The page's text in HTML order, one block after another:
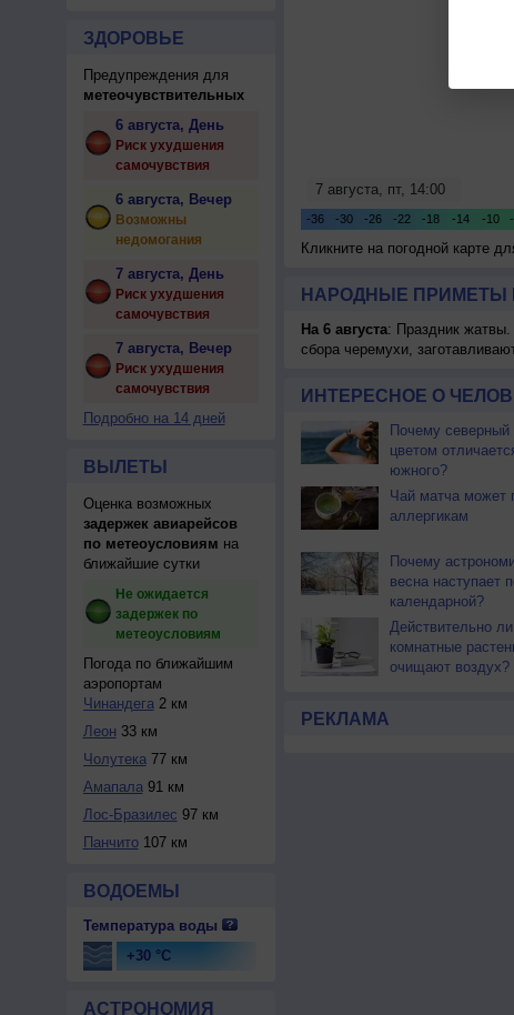
ЗДОРОВЬЕ
Предупреждения для
метеочувствительных
6 августа, День
Риск ухудшения
самочувствия
6 августа, Вечер
Возможны
недомогания
7 августа, День
Риск ухудшения
самочувствия
7 августа, Вечер
Риск ухудшения
самочувствия
Подробно на 14 дней
ВЫЛЕТЫ
Оценка возможных
задержек авиарейсов
по метеоусловиям на
ближайшие сутки
Не ожидается
задержек по
метеоусловиям
Погода по ближайшим
аэропортам
Чинандега2 км
Леон 33 км
Чолутека77 км
Амапала91 км
Лос-Бразилес 97 км
Панчито107 км
ВОДОЕМЫ
Температура воды
+30 °C
АСТРОНОМИЯ
Кликните на погодной карте
НАРОДНЫЕ ПРИМЕТЫ
На 6 августа: Праздник жатвы.
сбора черемухи,
ИНТЕРЕСНОЕ О
Почему северный
цветом
южного?
Чай матча может
аллергикам
Почему
весна наступает
календарной?
Действительно ли
комнатные
очищают воздух?
РЕКЛАМА